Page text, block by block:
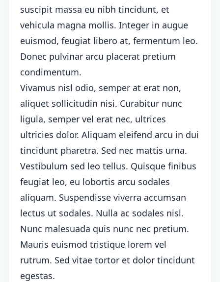
suscipit massa eu nibh tincidunt, et
vehicula magna mollis. Integer in augue
euismod, feugiat libero at, fermentum leo.
Donec pulvinar arcu placerat pretium
condimentum.
Vivamus nisl odio, semper at erat non,
aliquet sollicitudin nisi. Curabitur nunc
ligula, semper vel erat nec, ultrices
ultricies dolor. Aliquam eleifend arcu in dui
tincidunt pharetra. Sed nec mattis urna.
Vestibulum sed leo tellus. Quisque finibus
feugiat leo, eu lobortis arcu sodales
aliquam. Suspendisse viverra accumsan
lectus ut sodales. Nulla ac sodales nisl.
Nunc malesuada quis nunc nec pretium.
Mauris euismod tristique lorem vel
rutrum. Sed vitae tortor et dolor tincidunt
egestas.